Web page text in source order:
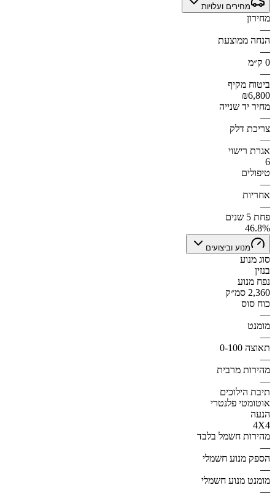
מחירים ועלויות
מחירון
—
הנחה ממוצעת
—
0 ק״מ
—
ביטוח מקיף
₪6,800
מחיר יד שנייה
—
צריכת דלק
—
אגרת רישוי
6
טיפולים
—
אחריות
—
פחת 5 שנים
46.8%
מנוע וביצועים
סוג מנוע
בנזין
נפח מנוע
2,360 סמ״ק
כוח סוס
—
מומנט
—
תאוצה 0-100
—
מהירות מרבית
—
תיבת הילוכים
אוטומטי פלנטרי
הנעה
4X4
מהירות חשמל בלבד
—
הספק מנוע חשמלי
—
מומנט מנוע חשמלי
—